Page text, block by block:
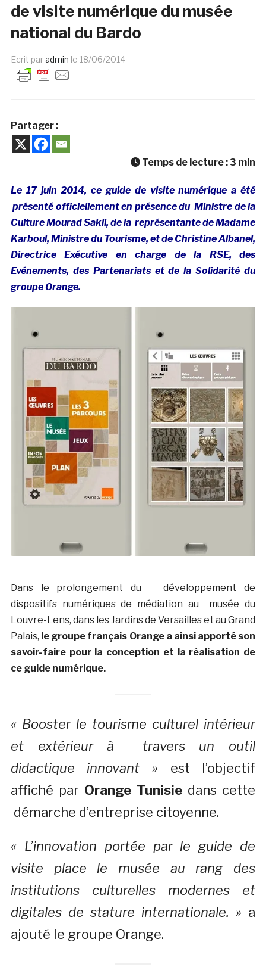
de visite numérique du musée
national du Bardo
Ecrit paradmin le 18/06/2014
Partager :
Temps de lecture : 3 min
Le 17 juin 2014, ce guide de visite numérique a été
présenté officiellement en présence du Ministre de la
Culture Mourad Sakli, de la représentante de Madame
Karboul, Ministre du Tourisme, et de Christine Albanel,
Directrice Exécutive en charge de la RSE, des
Evénements, des Partenariats et de la Solidarité du
groupe Orange.
Dans le prolongement du développement de
dispositifs numériques de médiation au musée du
Louvre-Lens, dans les Jardins de Versailles et au Grand
Palais, le groupe français Orange a ainsi apporté son
savoir-faire pour la conception et la réalisation de
ce guide numérique.
« Booster le tourisme culturel intérieur
et extérieur à travers un outil
didactique innovant » est l’objectif
affiché par Orange Tunisie dans cette
démarche d’entreprise citoyenne.
« L’innovation portée par le guide de
visite place le musée au rang des
institutions culturelles modernes et
digitales de stature internationale. » a
ajouté le groupe Orange.